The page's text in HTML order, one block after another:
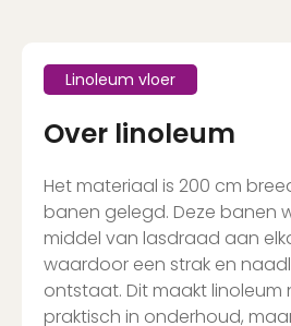
Linoleum vloer
Over linoleum
Het materiaal is 200 cm
banen gelegd. Deze banen
middel van lasdraad aan
waardoor een strak en
ontstaat. Dit maakt linoleum
praktisch in onderhoud,